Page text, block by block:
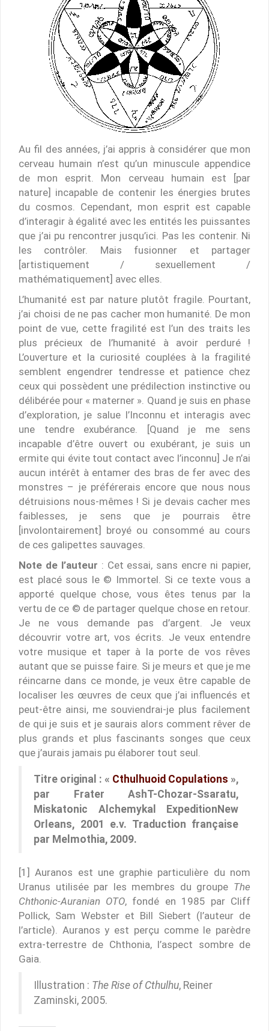
Au fil des années, j’ai appris à considérer que mon
cerveau humain n’est qu’un minuscule appendice
de mon esprit. Mon cerveau humain est [par
nature] incapable de contenir les énergies brutes
du cosmos. Cependant, mon esprit est capable
d’interagir à égalité avec les entités les puissantes
que j’ai pu rencontrer jusqu’ici. Pas les contenir. Ni
les contrôler. Mais fusionner et partager
[artistiquement / sexuellement /
mathématiquement] avec elles.
L’humanité est par nature plutôt fragile. Pourtant,
j’ai choisi de ne pas cacher mon humanité. De mon
point de vue, cette fragilité est l’un des traits les
plus précieux de l’humanité à avoir perduré !
L’ouverture et la curiosité couplées à la fragilité
semblent engendrer tendresse et patience chez
ceux qui possèdent une prédilection instinctive ou
délibérée pour « materner ». Quand je suis en phase
d’exploration, je salue l’Inconnu et interagis avec
une tendre exubérance. [Quand je me sens
incapable d’être ouvert ou exubérant, je suis un
ermite qui évite tout contact avec l’inconnu] Je n’ai
aucun intérêt à entamer des bras de fer avec des
monstres – je préférerais encore que nous nous
détruisions nous-mêmes ! Si je devais cacher mes
faiblesses, je sens que je pourrais être
[involontairement] broyé ou consommé au cours
de ces galipettes sauvages.
Note de l’auteur : Cet essai, sans encre ni papier,
est placé sous le © Immortel. Si ce texte vous a
apporté quelque chose, vous êtes tenus par la
vertu de ce © de partager quelque chose en retour.
Je ne vous demande pas d’argent. Je veux
découvrir votre art, vos écrits. Je veux entendre
votre musique et taper à la porte de vos rêves
autant que se puisse faire. Si je meurs et que je me
réincarne dans ce monde, je veux être capable de
localiser les œuvres de ceux que j’ai influencés et
peut-être ainsi, me souviendrai-je plus facilement
de qui je suis et je saurais alors comment rêver de
plus grands et plus fascinants songes que ceux
que j’aurais jamais pu élaborer tout seul.
Titre original : « Cthulhuoid Copulations »,
par Frater AshT-Chozar-Ssaratu,
Miskatonic Alchemykal ExpeditionNew
Orleans, 2001 e.v. Traduction française
par Melmothia, 2009.
[1] Auranos est une graphie particulière du nom
Uranus utilisée par les membres du groupe The
Chthonic-Auranian OTO, fondé en 1985 par Cliff
Pollick, Sam Webster et Bill Siebert (l’auteur de
l’article). Auranos y est perçu comme le parèdre
extra-terrestre de Chthonia, l’aspect sombre de
Gaia.
Illustration : The Rise of Cthulhu, Reiner
Zaminski, 2005.